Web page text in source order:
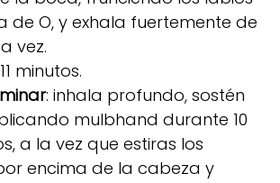
de O, y exhala fuertemente de
vez.
minutos.
: inhala profundo, sostén
mulbhand durante 10
a la vez que estiras los
encima de la cabeza y